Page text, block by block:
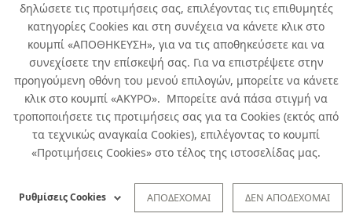
δηλώσετε τις προτιμήσεις σας, επιλέγοντας τις επιθυμητές
κατηγορίες Cookies και στη συνέχεια να κάνετε κλικ στο
κουμπί «ΑΠΟΘΗΚΕΥΣΗ», για να τις αποθηκεύσετε και να
συνεχίσετε την επίσκεψή σας. Για να επιστρέψετε στην
προηγούμενη οθόνη του μενού επιλογών, μπορείτε να κάνετε
κλικ στο κουμπί «ΑΚΥΡΟ». Μπορείτε ανά πάσα στιγμή να
τροποποιήσετε τις προτιμήσεις σας για τα Cookies (εκτός από
τα τεχνικώς αναγκαία Cookies), επιλέγοντας το κουμπί
«Προτιμήσεις Cookies» στο τέλος της ιστοσελίδας μας.
ΔΕΝ ΑΠΟΔΕΧΟΜΑΙ
ΑΠΟΔΕΧΟΜΑΙ
Ρυθμίσεις Cookies
Όροι χρήσης & Ασφάλεια
Developed byInfo Quest Technologies
Copyright © Δήλος 2016-2026. All rights reserved